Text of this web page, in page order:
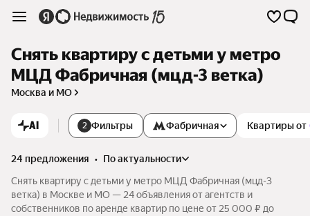
Снять квартиру с детьми у метро
МЦД Фабричная (мцд-3 ветка)
Москва и МО
AI 2 Фильтры Квартиры от
Фабричная
24 предложения •
по актуальности
Снять квартиру с детьми у метро МЦД Фабричная (мцд-3
ветка) в Москве и МО — 24 объявления от агентств и
собственников по аренде квартир по цене от 25 000 ₽ до